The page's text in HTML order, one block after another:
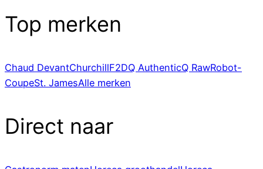
Top merken
Chaud DevantChurchillF2DQ AuthenticQ RawRobot-
CoupeSt. JamesAlle merken
Direct naar